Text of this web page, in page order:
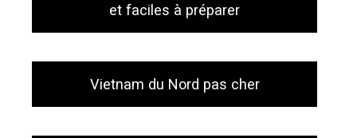
et faciles à préparer
Vietnam du Nord pas cher